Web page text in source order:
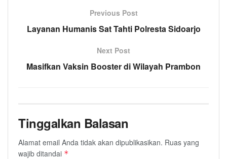
Previous Post
Layanan Humanis Sat Tahti Polresta Sidoarjo
Next Post
Masifkan Vaksin Booster di Wilayah Prambon
Tinggalkan Balasan
Alamat email Anda tidak akan dipublikasikan. Ruas yang
wajib ditandai *